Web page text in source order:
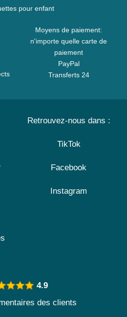
pour enfant
Moyens de paiement:
n'importe quelle carte de
paiement
PayPal
Transferts 24
Retrouvez-nous dans :
TikTok
Facebook
Instagram
4.9
des clients